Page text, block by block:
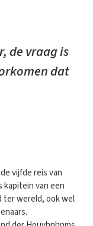
de vraag is
dat
vijfde reis van
kapitein van een
ter wereld, ook wel